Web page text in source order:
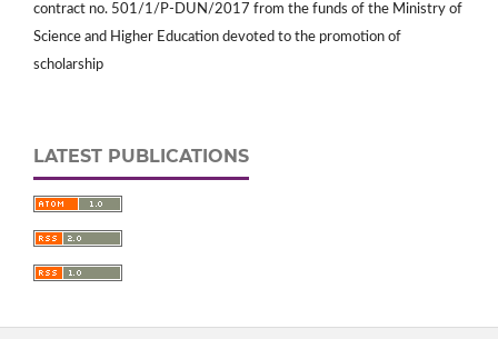
contract no. 501/1/P-DUN/2017 from the funds of the Ministry of
Science and Higher Education devoted to the promotion of
scholarship
LATEST PUBLICATIONS